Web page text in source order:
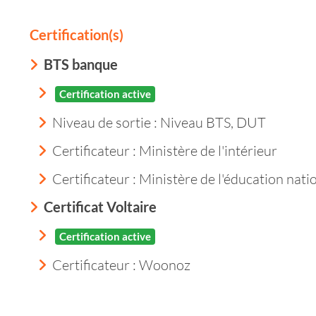
Certification(s)
BTS banque
Certification active
Niveau de sortie : Niveau BTS, DUT
Certificateur : Ministère de l'intérieur
Certificateur : Ministère de l'éducation
Certificat Voltaire
Certification active
Certificateur : Woonoz